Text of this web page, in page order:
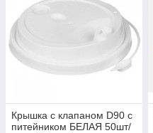
Крышка с клапаном D90 с
питейником БЕЛАЯ 50шт/